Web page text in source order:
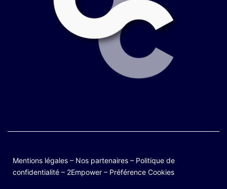
Mentions légales – Nos partenaires – Politique de
confidentialité – 2Empower – Préférence Cookies